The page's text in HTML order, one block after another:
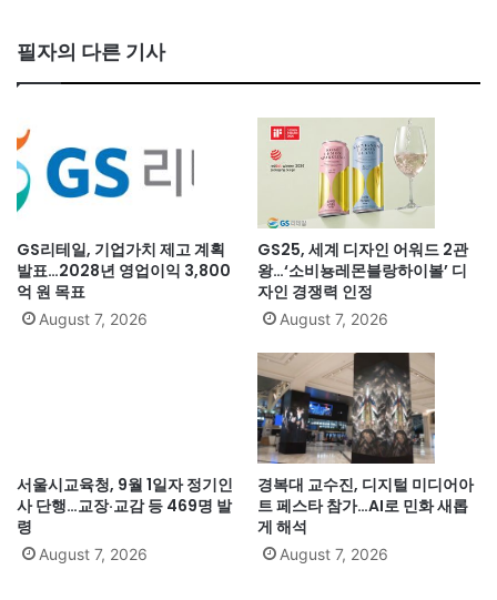
필자의 다른 기사
GS리테일, 기업가치 제고 계획
발표…2028년 영업이익 3,800
억 원 목표
August 7, 2026
GS25, 세계 디자인 어워드 2관
왕…‘소비뇽레몬블랑하이볼’ 디
자인 경쟁력 인정
August 7, 2026
서울시교육청, 9월 1일자 정기인
사 단행…교장·교감 등 469명 발
령
August 7, 2026
경복대 교수진, 디지털 미디어아
트 페스타 참가…AI로 민화 새롭
게 해석
August 7, 2026